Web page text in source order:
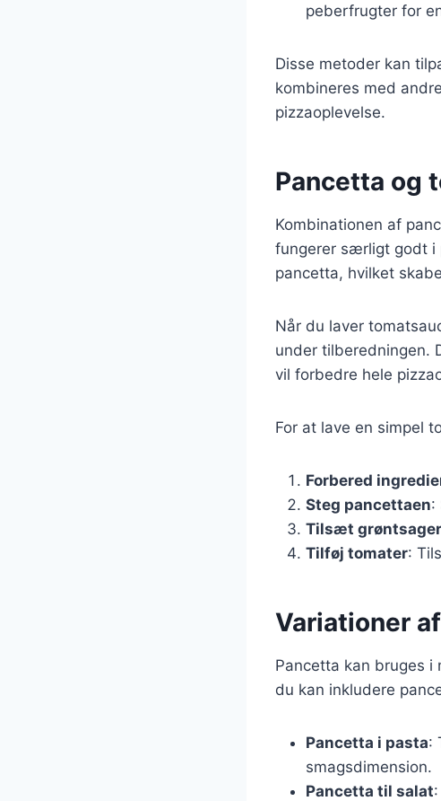
peberfrugter for
Disse metoder kan
kombineres med
pizzaoplevelse.
Pancetta og
Kombinationen af
fungerer særligt godt i
pancetta, hvilket
Når du laver
under tilberedningen.
vil forbedre hele
For at lave en simpel
Forbered
Steg pancettaen:
Tilsæt grøntsager
Tilføj tomater:
Variationer
Pancetta kan bruges i
du kan inkludere
Pancetta i pasta:
smagsdimension.
Pancetta til salat